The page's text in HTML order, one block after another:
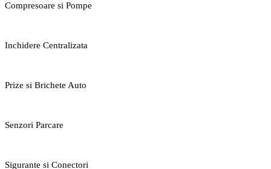
Compresoare si Pompe
Inchidere Centralizata
Prize si Brichete Auto
Senzori Parcare
Sigurante si Conectori